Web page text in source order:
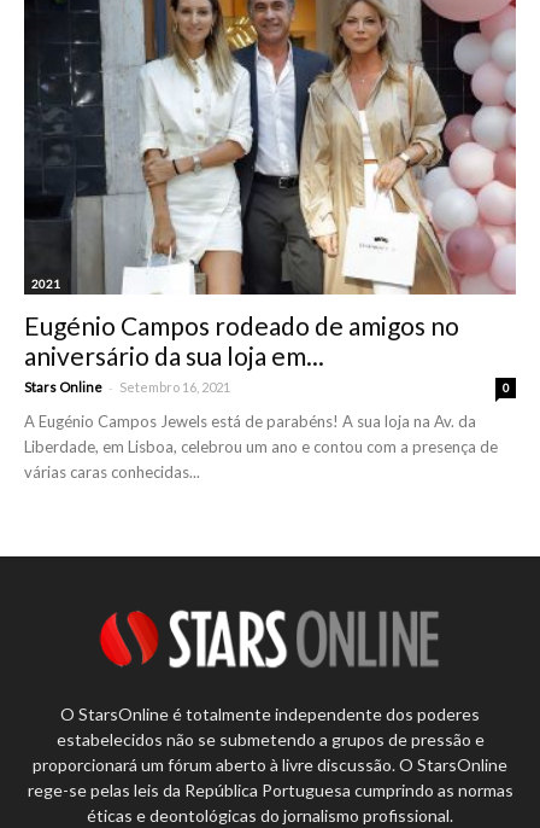
2021
Eugénio Campos rodeado de amigos no
aniversário da sua loja em...
Stars Online - Setembro 16, 2021 0
A Eugénio Campos Jewels está de parabéns! A sua loja na Av. da
Liberdade, em Lisboa, celebrou um ano e contou com a presença de
várias caras conhecidas...
O StarsOnline é totalmente independente dos poderes
estabelecidos não se submetendo a grupos de pressão e
proporcionará um fórum aberto à livre discussão. O StarsOnline
rege-se pelas leis da República Portuguesa cumprindo as normas
éticas e deontológicas do jornalismo profissional.